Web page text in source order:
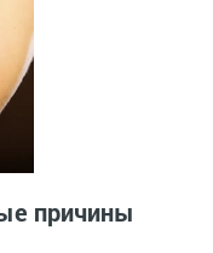
причины